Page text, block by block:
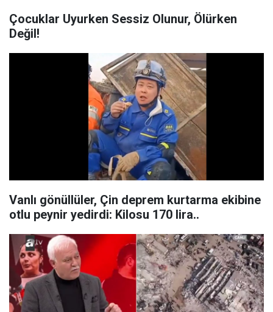
Çocuklar Uyurken Sessiz Olunur, Ölürken
Değil!
Vanlı gönüllüler, Çin deprem kurtarma ekibine
otlu peynir yedirdi: Kilosu 170 lira..